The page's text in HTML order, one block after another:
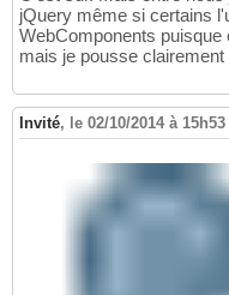
jQuery même si certains
WebComponents
mais je pousse
Invité, le 02/10/2014 à 15h53